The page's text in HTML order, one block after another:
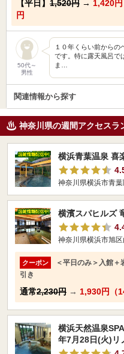
【平日】 1,520円 → 1,420円
円
50代～
男性
１０年くらい前から
です。特に露天風呂で
ま…
関連情報から探す
神奈川県の週間アクセスラ
横浜青葉温泉 喜
神奈川県横浜市青
横濱スパヒルズ
神奈川県横浜市旭
クーポン
＜平日のみ＞入館
引き
通常2,230円 → 1,930円（
横浜天然温泉
年7月28日(火)リ